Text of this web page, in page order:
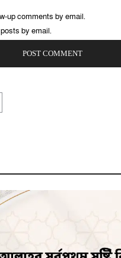
up comments by email.
by email.